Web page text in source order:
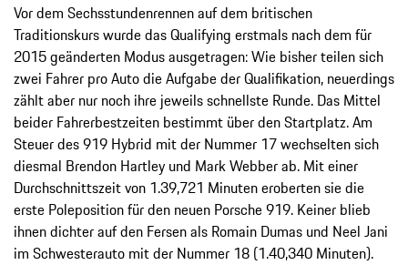
Vor dem Sechsstundenrennen auf dem britischen
Traditionskurs wurde das Qualifying erstmals nach dem für
2015 geänderten Modus ausgetragen: Wie bisher teilen sich
zwei Fahrer pro Auto die Aufgabe der Qualifikation, neuerdings
zählt aber nur noch ihre jeweils schnellste Runde. Das Mittel
beider Fahrerbestzeiten bestimmt über den Startplatz. Am
Steuer des 919 Hybrid mit der Nummer 17 wechselten sich
diesmal Brendon Hartley und Mark Webber ab. Mit einer
Durchschnittszeit von 1.39,721 Minuten eroberten sie die
erste Poleposition für den neuen Porsche 919. Keiner blieb
ihnen dichter auf den Fersen als Romain Dumas und Neel Jani
im Schwesterauto mit der Nummer 18 (1.40,340 Minuten).